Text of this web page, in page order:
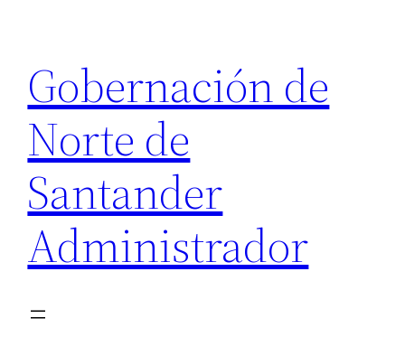
contenido
Gobernación de
Norte de
Santander
Administrador